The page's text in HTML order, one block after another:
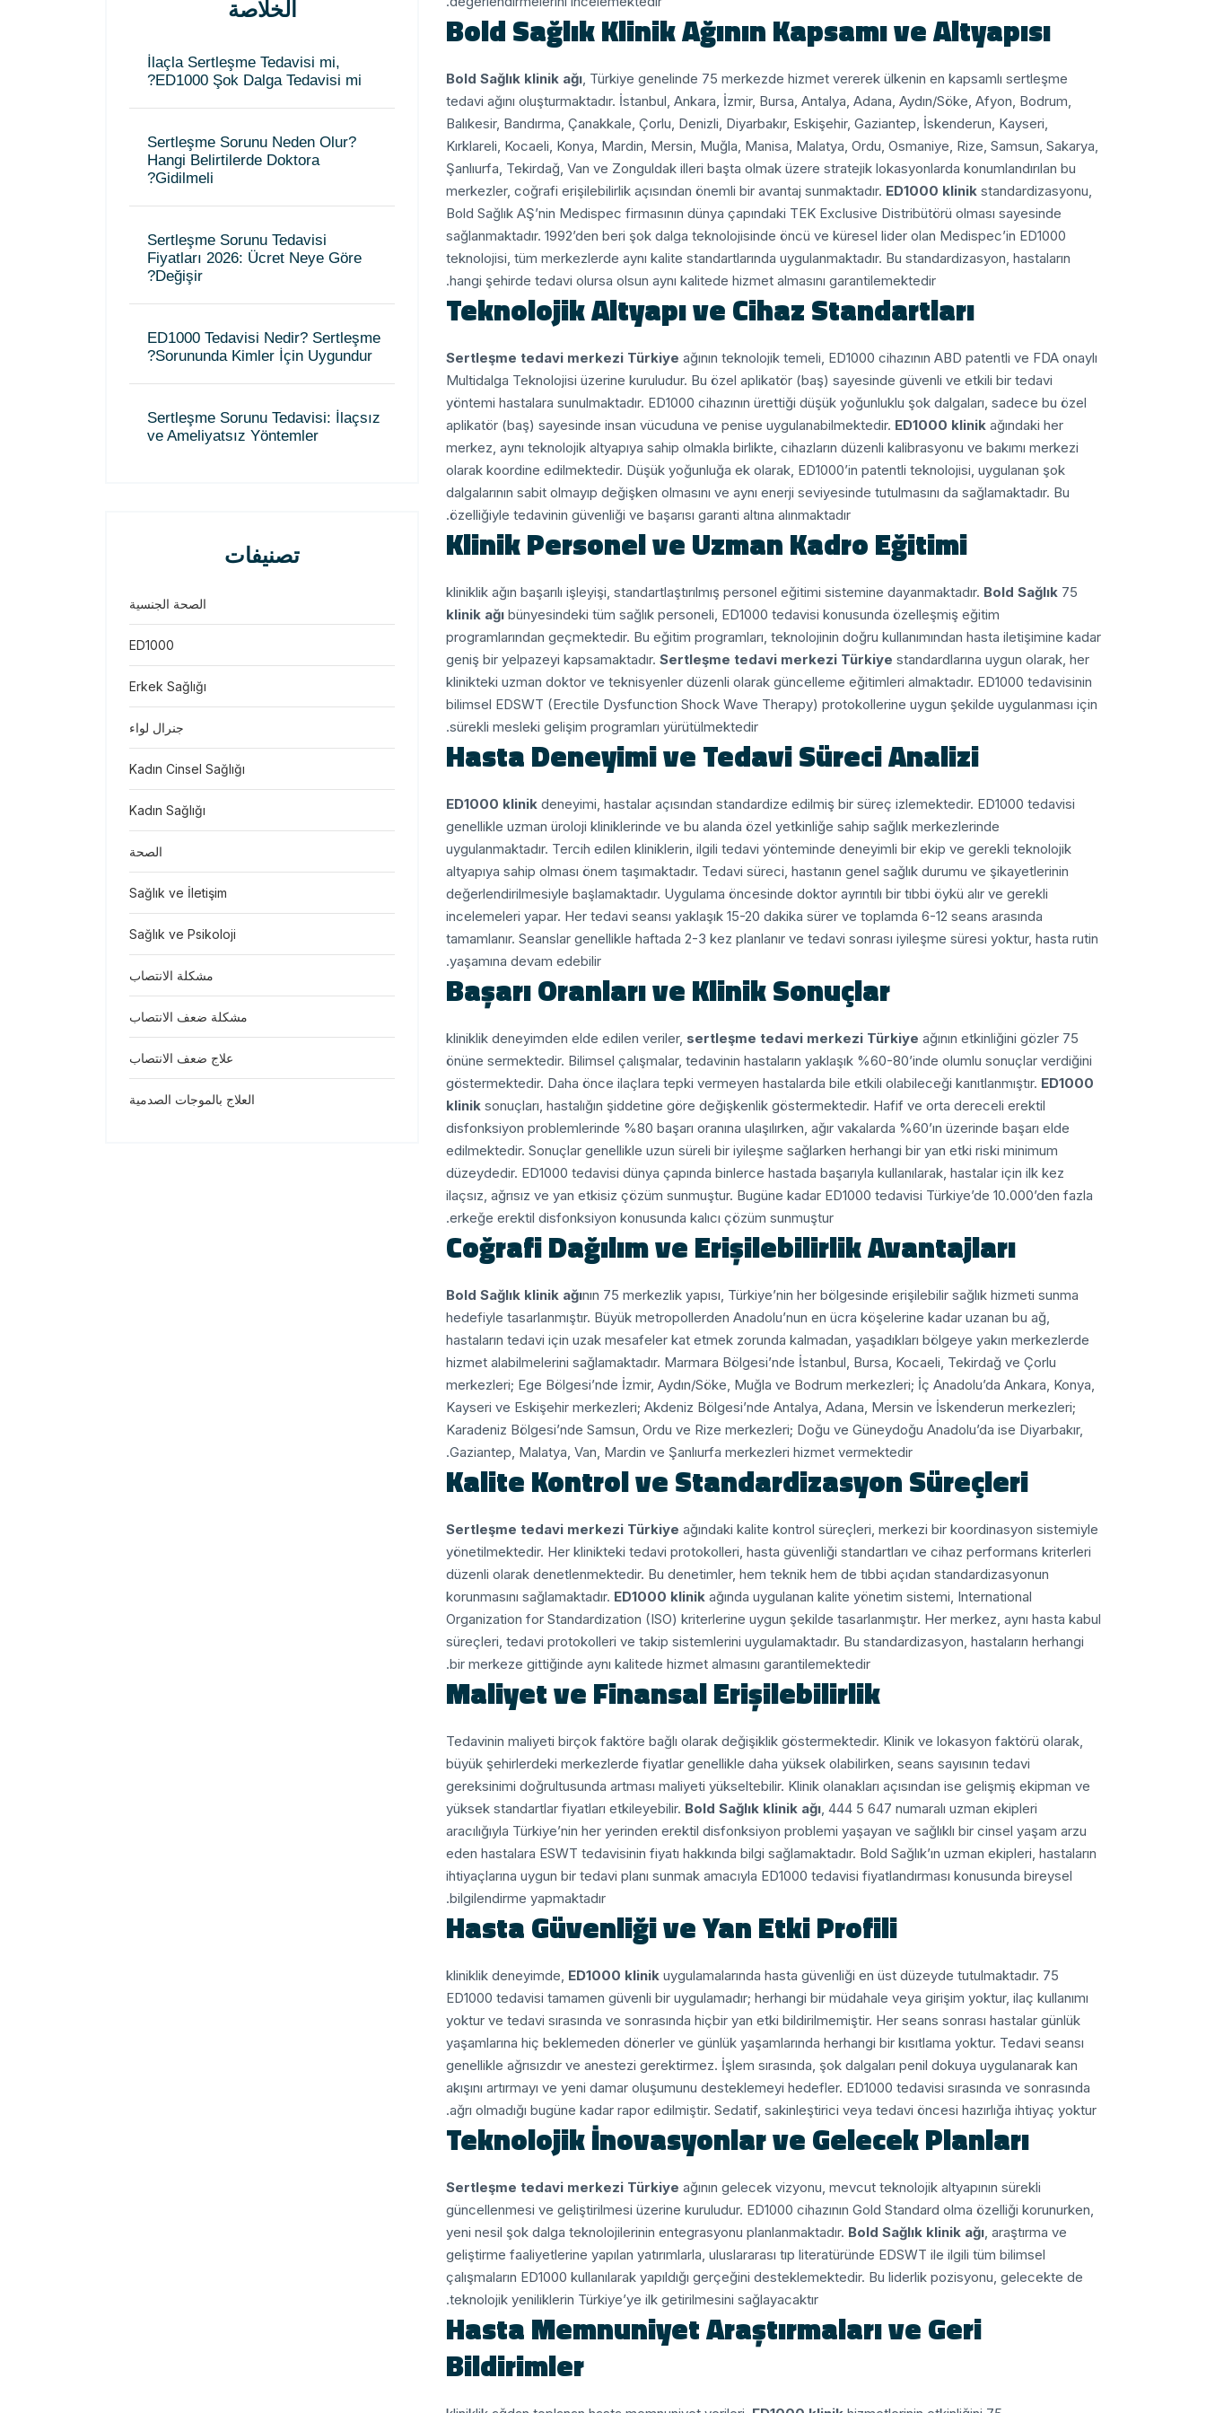
Bold Sağlık Klinik Ağının Kapsamı ve Altyapısı
Bold Sağlık klinik ağı, Türkiye genelinde 75 merkezde hizmet vererek ülkenin en kapsamlı sertleşme
tedavi ağını oluşturmaktadır. İstanbul, Ankara, İzmir, Bursa, Antalya, Adana, Aydın/Söke, Afyon, Bodrum,
Balıkesir, Bandırma, Çanakkale, Çorlu, Denizli, Diyarbakır, Eskişehir, Gaziantep, İskenderun, Kayseri,
Kırklareli, Kocaeli, Konya, Mardin, Mersin, Muğla, Manisa, Malatya, Ordu, Osmaniye, Rize, Samsun, Sakarya,
Şanlıurfa, Tekirdağ, Van ve Zonguldak illeri başta olmak üzere stratejik lokasyonlarda konumlandırılan bu
merkezler, coğrafi erişilebilirlik açısından önemli bir avantaj sunmaktadır. ED1000 klinik standardizasyonu,
Bold Sağlık AŞ’nin Medispec firmasının dünya çapındaki TEK Exclusive Distribütörü olması sayesinde
sağlanmaktadır. 1992’den beri şok dalga teknolojisinde öncü ve küresel lider olan Medispec’in ED1000
teknolojisi, tüm merkezlerde aynı kalite standartlarında uygulanmaktadır. Bu standardizasyon, hastaların
hangi şehirde tedavi olursa olsun aynı kalitede hizmet almasını garantilemektedir.
Teknolojik Altyapı ve Cihaz Standartları
Sertleşme tedavi merkezi Türkiye ağının teknolojik temeli, ED1000 cihazının ABD patentli ve FDA onaylı
Multidalga Teknolojisi üzerine kuruludur. Bu özel aplikatör (baş) sayesinde güvenli ve etkili bir tedavi
yöntemi hastalara sunulmaktadır. ED1000 cihazının ürettiği düşük yoğunluklu şok dalgaları, sadece bu özel
aplikatör (baş) sayesinde insan vücuduna ve penise uygulanabilmektedir. ED1000 klinik ağındaki her
merkez, aynı teknolojik altyapıya sahip olmakla birlikte, cihazların düzenli kalibrasyonu ve bakımı merkezi
olarak koordine edilmektedir. Düşük yoğunluğa ek olarak, ED1000’in patentli teknolojisi, uygulanan şok
dalgalarının sabit olmayıp değişken olmasını ve aynı enerji seviyesinde tutulmasını da sağlamaktadır. Bu
özelliğiyle tedavinin güvenliği ve başarısı garanti altına alınmaktadır.
Klinik Personel ve Uzman Kadro Eğitimi
75 kliniklik ağın başarılı işleyişi, standartlaştırılmış personel eğitimi sistemine dayanmaktadır.
Bold Sağlık
klinik ağı bünyesindeki tüm sağlık personeli, ED1000 tedavisi konusunda özelleşmiş eğitim
programlarından geçmektedir. Bu eğitim programları, teknolojinin doğru kullanımından hasta iletişimine kadar
geniş bir yelpazeyi kapsamaktadır. Sertleşme tedavi merkezi Türkiye standardlarına uygun olarak, her
klinikteki uzman doktor ve teknisyenler düzenli olarak güncelleme eğitimleri almaktadır. ED1000 tedavisinin
bilimsel EDSWT (Erectile Dysfunction Shock Wave Therapy) protokollerine uygun şekilde uygulanması için
sürekli mesleki gelişim programları yürütülmektedir.
Hasta Deneyimi ve Tedavi Süreci Analizi
ED1000 klinik deneyimi, hastalar açısından standardize edilmiş bir süreç izlemektedir. ED1000 tedavisi
genellikle uzman üroloji kliniklerinde ve bu alanda özel yetkinliğe sahip sağlık merkezlerinde
uygulanmaktadır. Tercih edilen kliniklerin, ilgili tedavi yönteminde deneyimli bir ekip ve gerekli teknolojik
altyapıya sahip olması önem taşımaktadır. Tedavi süreci, hastanın genel sağlık durumu ve şikayetlerinin
değerlendirilmesiyle başlamaktadır. Uygulama öncesinde doktor ayrıntılı bir tıbbi öykü alır ve gerekli
incelemeleri yapar. Her tedavi seansı yaklaşık 15-20 dakika sürer ve toplamda 6-12 seans arasında
tamamlanır. Seanslar genellikle haftada 2-3 kez planlanır ve tedavi sonrası iyileşme süresi yoktur, hasta rutin
yaşamına devam edebilir.
Başarı Oranları ve Klinik Sonuçlar
75 kliniklik deneyimden elde edilen veriler,
sertleşme tedavi merkezi Türkiye ağının etkinliğini gözler
önüne sermektedir. Bilimsel çalışmalar, tedavinin hastaların yaklaşık %60-80’inde olumlu sonuçlar verdiğini
göstermektedir. Daha önce ilaçlara tepki vermeyen hastalarda bile etkili olabileceği kanıtlanmıştır. ED1000
klinik sonuçları, hastalığın şiddetine göre değişkenlik göstermektedir. Hafif ve orta dereceli erektil
disfonksiyon problemlerinde %80 başarı oranına ulaşılırken, ağır vakalarda %60’ın üzerinde başarı elde
edilmektedir. Sonuçlar genellikle uzun süreli bir iyileşme sağlarken herhangi bir yan etki riski minimum
düzeydedir. ED1000 tedavisi dünya çapında binlerce hastada başarıyla kullanılarak, hastalar için ilk kez
ilaçsız, ağrısız ve yan etkisiz çözüm sunmuştur. Bugüne kadar ED1000 tedavisi Türkiye’de 10.000’den fazla
erkeğe erektil disfonksiyon konusunda kalıcı çözüm sunmuştur.
Coğrafi Dağılım ve Erişilebilirlik Avantajları
Bold Sağlık klinik ağının 75 merkezlik yapısı, Türkiye’nin her bölgesinde erişilebilir sağlık hizmeti sunma
hedefiyle tasarlanmıştır. Büyük metropollerden Anadolu’nun en ücra köşelerine kadar uzanan bu ağ,
hastaların tedavi için uzak mesafeler kat etmek zorunda kalmadan, yaşadıkları bölgeye yakın merkezlerde
hizmet alabilmelerini sağlamaktadır. Marmara Bölgesi’nde İstanbul, Bursa, Kocaeli, Tekirdağ ve Çorlu
merkezleri; Ege Bölgesi’nde İzmir, Aydın/Söke, Muğla ve Bodrum merkezleri; İç Anadolu’da Ankara, Konya,
Kayseri ve Eskişehir merkezleri; Akdeniz Bölgesi’nde Antalya, Adana, Mersin ve İskenderun merkezleri;
Karadeniz Bölgesi’nde Samsun, Ordu ve Rize merkezleri; Doğu ve Güneydoğu Anadolu’da ise Diyarbakır,
Gaziantep, Malatya, Van, Mardin ve Şanlıurfa merkezleri hizmet vermektedir.
Kalite Kontrol ve Standardizasyon Süreçleri
Sertleşme tedavi merkezi Türkiye ağındaki kalite kontrol süreçleri, merkezi bir koordinasyon sistemiyle
yönetilmektedir. Her klinikteki tedavi protokolleri, hasta güvenliği standartları ve cihaz performans kriterleri
düzenli olarak denetlenmektedir. Bu denetimler, hem teknik hem de tıbbi açıdan standardizasyonun
korunmasını sağlamaktadır. ED1000 klinik ağında uygulanan kalite yönetim sistemi, International
Organization for Standardization (ISO) kriterlerine uygun şekilde tasarlanmıştır. Her merkez, aynı hasta kabul
süreçleri, tedavi protokolleri ve takip sistemlerini uygulamaktadır. Bu standardizasyon, hastaların herhangi
bir merkeze gittiğinde aynı kalitede hizmet almasını garantilemektedir.
Maliyet ve Finansal Erişilebilirlik
Tedavinin maliyeti birçok faktöre bağlı olarak değişiklik göstermektedir. Klinik ve lokasyon faktörü olarak,
büyük şehirlerdeki merkezlerde fiyatlar genellikle daha yüksek olabilirken, seans sayısının tedavi
gereksinimi doğrultusunda artması maliyeti yükseltebilir. Klinik olanakları açısından ise gelişmiş ekipman ve
yüksek standartlar fiyatları etkileyebilir. Bold Sağlık klinik ağı, 444 5 647 numaralı uzman ekipleri
aracılığıyla Türkiye’nin her yerinden erektil disfonksiyon problemi yaşayan ve sağlıklı bir cinsel yaşam arzu
eden hastalara ESWT tedavisinin fiyatı hakkında bilgi sağlamaktadır. Bold Sağlık’ın uzman ekipleri, hastaların
ihtiyaçlarına uygun bir tedavi planı sunmak amacıyla ED1000 tedavisi fiyatlandırması konusunda bireysel
bilgilendirme yapmaktadır.
Hasta Güvenliği ve Yan Etki Profili
75 kliniklik deneyimde,
ED1000 klinik uygulamalarında hasta güvenliği en üst düzeyde tutulmaktadır.
ED1000 tedavisi tamamen güvenli bir uygulamadır; herhangi bir müdahale veya girişim yoktur, ilaç kullanımı
yoktur ve tedavi sırasında ve sonrasında hiçbir yan etki bildirilmemiştir. Her seans sonrası hastalar günlük
yaşamlarına hiç beklemeden dönerler ve günlük yaşamlarında herhangi bir kısıtlama yoktur. Tedavi seansı
genellikle ağrısızdır ve anestezi gerektirmez. İşlem sırasında, şok dalgaları penil dokuya uygulanarak kan
akışını artırmayı ve yeni damar oluşumunu desteklemeyi hedefler. ED1000 tedavisi sırasında ve sonrasında
ağrı olmadığı bugüne kadar rapor edilmiştir. Sedatif, sakinleştirici veya tedavi öncesi hazırlığa ihtiyaç yoktur.
Teknolojik İnovasyonlar ve Gelecek Planları
Sertleşme tedavi merkezi Türkiye ağının gelecek vizyonu, mevcut teknolojik altyapının sürekli
güncellenmesi ve geliştirilmesi üzerine kuruludur. ED1000 cihazının Gold Standard olma özelliği korunurken,
yeni nesil şok dalga teknolojilerinin entegrasyonu planlanmaktadır. Bold Sağlık klinik ağı, araştırma ve
geliştirme faaliyetlerine yapılan yatırımlarla, uluslararası tıp literatüründe EDSWT ile ilgili tüm bilimsel
çalışmaların ED1000 kullanılarak yapıldığı gerçeğini desteklemektedir. Bu liderlik pozisyonu, gelecekte de
teknolojik yeniliklerin Türkiye’ye ilk getirilmesini sağlayacaktır.
Hasta Memnuniyet Araştırmaları ve Geri
Bildirimler
الخلاصة
İlaçla Sertleşme Tedavisi mi,
ED1000 Şok Dalga Tedavisi mi?
Sertleşme Sorunu Neden Olur?
Hangi Belirtilerde Doktora
Gidilmeli?
Sertleşme Sorunu Tedavisi
Fiyatları 2026: Ücret Neye Göre
Değişir?
ED1000 Tedavisi Nedir? Sertleşme
Sorununda Kimler İçin Uygundur?
Sertleşme Sorunu Tedavisi: İlaçsız
ve Ameliyatsız Yöntemler
تصنيفات
الصحة الجنسية
ED1000
Erkek Sağlığı
جنرال لواء
Kadın Cinsel Sağlığı
Kadın Sağlığı
الصحة
Sağlık ve İletişim
Sağlık ve Psikoloji
مشكلة الانتصاب
مشكلة ضعف الانتصاب
علاج ضعف الانتصاب
العلاج بالموجات الصدمية